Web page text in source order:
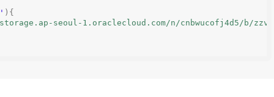
){
seoul-1.oraclecloud.com/n/cnbwucofj4d5/b/